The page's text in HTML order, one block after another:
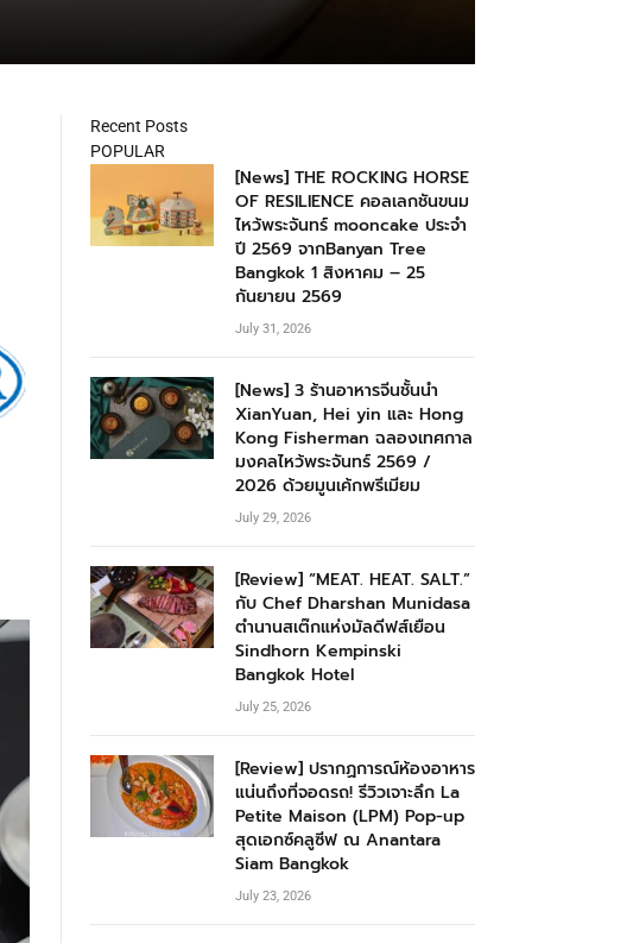
Recent Posts
POPULAR
[News] THE ROCKING HORSE
OF RESILIENCE คอลเลกชันขนม
ไหว้พระจันทร์ mooncake ประจำ
ปี 2569 จากBanyan Tree
Bangkok 1 สิงหาคม – 25
กันยายน 2569
July 31, 2026
[News] 3 ร้านอาหารจีนชั้นนำ
XianYuan, Hei yin และ Hong
Kong Fisherman ฉลองเทศกาล
มงคลไหว้พระจันทร์ 2569 /
2026 ด้วยมูนเค้กพรีเมียม
July 29, 2026
[Review] “MEAT. HEAT. SALT.”
กับ Chef Dharshan Munidasa
ตำนานสเต๊กแห่งมัลดีฟส์เยือน
Sindhorn Kempinski
Bangkok Hotel
July 25, 2026
[Review] ปรากฏการณ์ห้องอาหาร
แน่นถึงที่จอดรถ! รีวิวเจาะลึก La
Petite Maison (LPM) Pop-up
สุดเอกซ์คลูซีฟ ณ Anantara
Siam Bangkok
July 23, 2026